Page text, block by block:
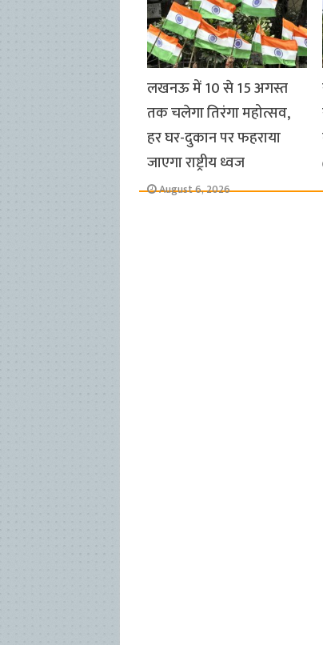
k
p
m
लखनऊ में 10 से 15 अगस्त
तक चलेगा तिरंगा महोत्सव,
हर घर-दुकान पर फहराया
जाएगा राष्ट्रीय ध्वज
August 6, 2026